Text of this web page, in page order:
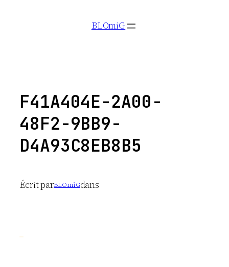
BLOmiG
F41A404E-2A00-
48F2-9BB9-
D4A93C8EB8B5
Écrit parBLOmiGdans